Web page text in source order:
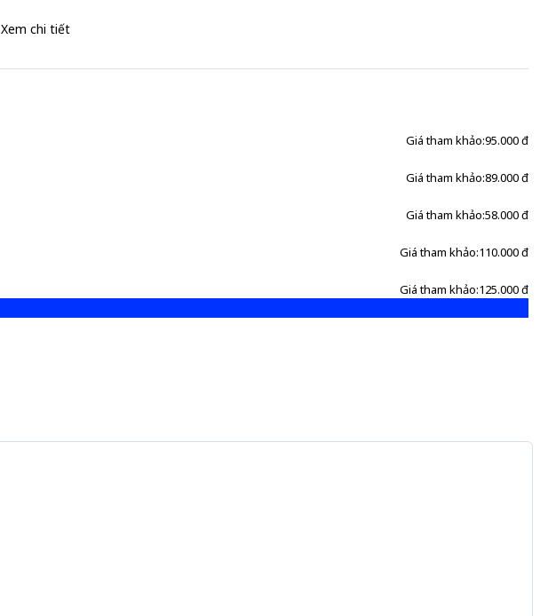
Xem chi tiết
Giá tham khảo:95.000 đ
Giá tham khảo:89.000 đ
Giá tham khảo:58.000 đ
Giá tham khảo:110.000 đ
Giá tham khảo:125.000 đ